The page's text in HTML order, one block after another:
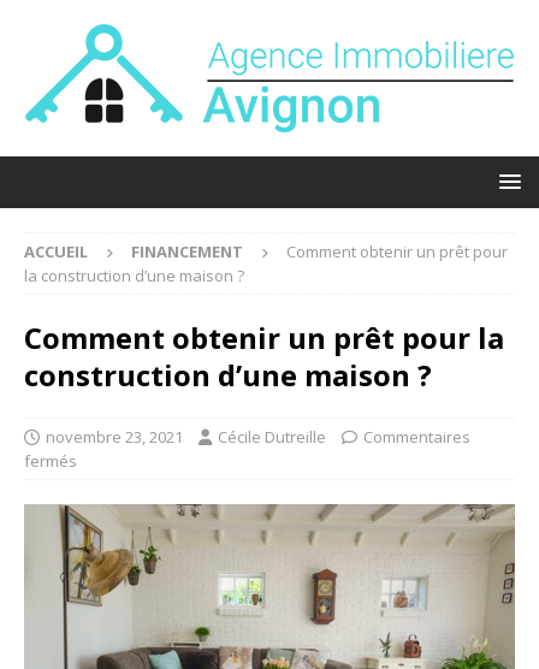
ACCUEIL FINANCEMENT
Comment obtenir un prêt pour
la construction d’une maison ?
Comment obtenir un prêt pour la
construction d’une maison ?
novembre 23, 2021 Cécile Dutreille
Commentaires
fermés